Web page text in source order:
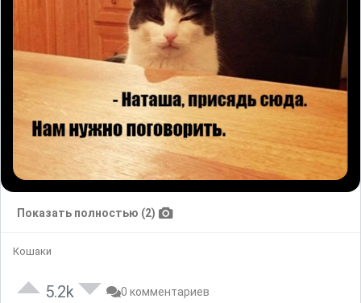
Показать полностью (2)
Кошаки
5.2k 0 комментариев